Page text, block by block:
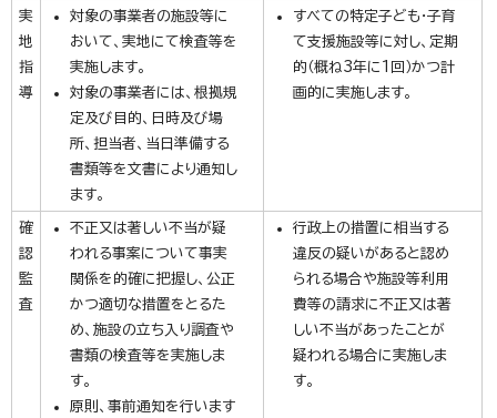
実
地
指
導
対象の事業者の施設等に
おいて、実地にて検査等を
実施します。
対象の事業者には、根拠規
定及び目的、日時及び場
所、担当者、当日準備する
書類等を文書により通知し
ます。
すべての特定子ども・子育
て支援施設等に対し、定期
的（概ね3年に1回）かつ計
画的に実施します。
確
認
監
査
不正又は著しい不当が疑
われる事案について事実
関係を的確に把握し、公正
かつ適切な措置をとるた
め、施設の立ち入り調査や
書類の検査等を実施しま
す。
原則、事前通知を行います
行政上の措置に相当する
違反の疑いがあると認め
られる場合や施設等利用
費等の請求に不正又は著
しい不当があったことが
疑われる場合に実施しま
す。